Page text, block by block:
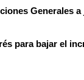
Generales
para bajar el